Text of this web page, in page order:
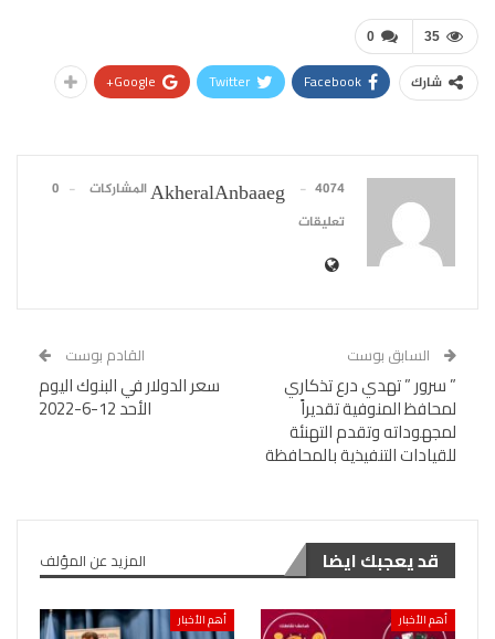
0 35
شارك Facebook
Twitter
Google+
AkheralAnbaaeg 4074 المشاركات
0
تعليقات
السابق بوست
” سرور ” تهدي درع تذكاري
لمحافظ المنوفية تقديراً
لمجهوداته وتقدم التهنئة
للقيادات التنفيذية بالمحافظة
القادم بوست
سعر الدولار في البنوك اليوم
الأحد 12-6-2022
قد يعجبك ايضا المزيد عن المؤلف
أهم الأخبار أهم الأخبار